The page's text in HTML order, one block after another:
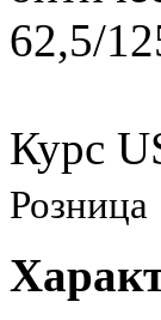
Курс
Розница